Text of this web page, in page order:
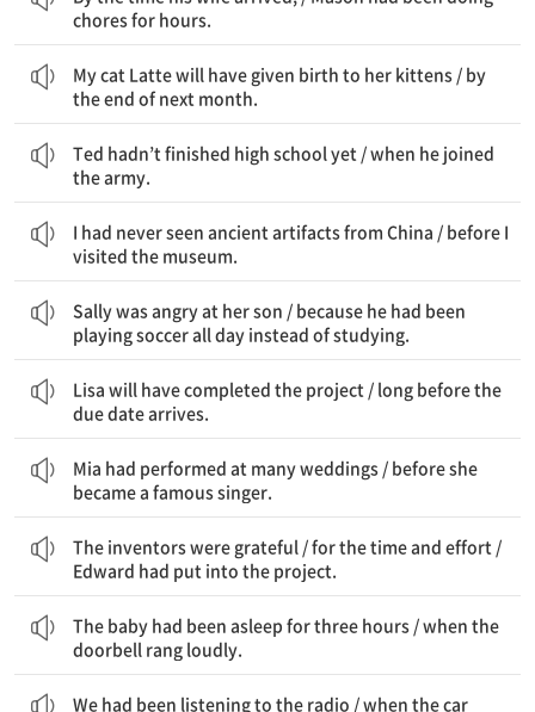
chores for hours.
My cat Latte will have given birth to her kittens / by
the end of next month.
Ted hadn’t finished high school yet / when he joined
the army.
I had never seen ancient artifacts from China / before I
visited the museum.
Sally was angry at her son / because he had been
playing soccer all day instead of studying.
Lisa will have completed the project / long before the
due date arrives.
Mia had performed at many weddings / before she
became a famous singer.
The inventors were grateful / for the time and effort /
Edward had put into the project.
The baby had been asleep for three hours / when the
doorbell rang loudly.
We had been listening to the radio / when the car